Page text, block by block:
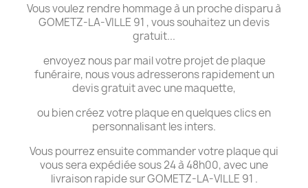
Vous voulez rendre hommage à un proche disparu à
GOMETZ-LA-VILLE 91 , vous souhaitez un devis
gratuit...
envoyez nous par mail votre projet de plaque
funéraire, nous vous adresserons rapidement un
devis gratuit avec une maquette,
ou bien créez votre plaque en quelques clics en
personnalisant les inters.
Vous pourrez ensuite commander votre plaque qui
vous sera expédiée sous 24 à 48h00, avec une
livraison rapide sur GOMETZ-LA-VILLE 91 .